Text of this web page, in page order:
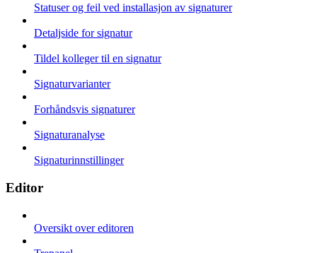
Statuser og feil ved installasjon av signaturer
Detaljside for signatur
Tildel kolleger til en signatur
Signaturvarianter
Forhåndsvis signaturer
Signaturanalyse
Signaturinnstillinger
Editor
Oversikt over editoren